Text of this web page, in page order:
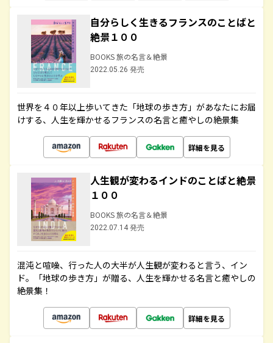
自分らしく生きるフランスのことばと
絶景１００
BOOKS 旅の名言＆絶景
2022.05.26 発売
世界を４０年以上歩いてきた「地球の歩き方」があなたにお届
けする、人生を輝かせるフランスの名言と癒やしの絶景集
詳細を見る
人生観が変わるインドのことばと絶景
１００
BOOKS 旅の名言＆絶景
2022.07.14 発売
混沌と喧噪、行った人の大半が人生観が変わると言う、イン
ド。「地球の歩き方」が贈る、人生を輝かせる名言と癒やしの
絶景集！
詳細を見る